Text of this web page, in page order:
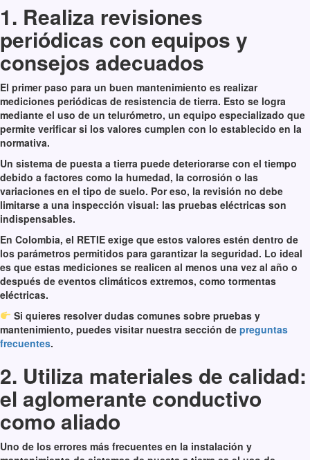
1. Realiza revisiones
periódicas con equipos y
consejos adecuados
El primer paso para un buen mantenimiento es realizar
mediciones periódicas de resistencia de tierra. Esto se logra
mediante el uso de un telurómetro, un equipo especializado que
permite verificar si los valores cumplen con lo establecido en la
normativa.
Un sistema de puesta a tierra puede deteriorarse con el tiempo
debido a factores como la humedad, la corrosión o las
variaciones en el tipo de suelo. Por eso, la revisión no debe
limitarse a una inspección visual: las pruebas eléctricas son
indispensables.
En Colombia, el RETIE exige que estos valores estén dentro de
los parámetros permitidos para garantizar la seguridad. Lo ideal
es que estas mediciones se realicen al menos una vez al año o
después de eventos climáticos extremos, como tormentas
eléctricas.
Si quieres resolver dudas comunes sobre pruebas y
mantenimiento, puedes visitar nuestra sección de preguntas
frecuentes.
2. Utiliza materiales de calidad:
el aglomerante conductivo
como aliado
Uno de los errores más frecuentes en la instalación y